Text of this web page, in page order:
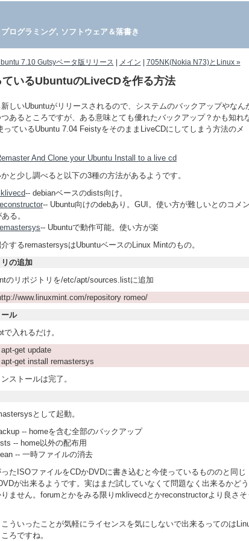
ログラミング, ソフトウェア＆落書き
7.10 Gutsyベータ版リリース メイン 705NK(Nokia N73)とLinux »
ているUbuntuのLiveCDを作る方法
しいUbuntuがリリースされるので、システムのバックアップやなん
あるところですが、ある意味とても優れたバックアップ？かも知れ
っているUbuntu 7.04 FeistyをそのままLiveCDにしてしまう方法のメ
And Clone your Ubuntu Install to a live cd
と少し調べると以下の3種の方法があるようです。
-- debianベースのdists向け。
-- Ubuntu向けのdebあり。GUI。使い方が難しいとのコメ
る。
-- Ubuntuで動作可能。使い方が楽
するremastersysはUbuntuベースのLinux Mintのもの。
リの追加
のリポジトリを/etc/apt/sources.listに追加
www.linuxmint.com/repository romeo/
ル
で入れるだけ。
get update
get install remastersys
ストールは完了。
として起動。
-- homeを含む全部のバックアップ
-- home以外の配布用
-- 一時ファイルの消去
たISOファイルをCDかDVDに書き込むと今使っているもののと同じ
が出来るようです。実はまだ試していなくて問題なく出来るかど
ません。forumとかをみる限りmklivecdとかreconstructorより良さそ
ういったことが気軽にライセンスを気にしないで出来るってのは
ろですね。